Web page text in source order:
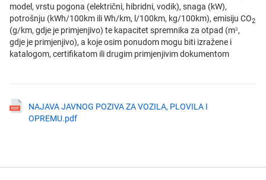
model, vrstu pogona (električni, hibridni, vodik), snaga (kW),
potrošnju (kWh/100km ili Wh/km, l/100km, kg/100km), emisiju CO2
(g/km, gdje je primjenjivo) te kapacitet spremnika za otpad (m3 ,
gdje je primjenjivo), a koje osim ponudom mogu biti izražene i
katalogom, certifikatom ili drugim primjenjivim dokumentom
NAJAVA JAVNOG POZIVA ZA VOZILA, PLOVILA I
OPREMU.pdf